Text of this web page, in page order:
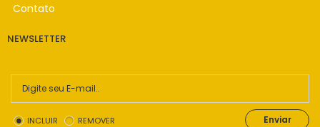
Contato
NEWSLETTER
INCLUIR REMOVER Enviar